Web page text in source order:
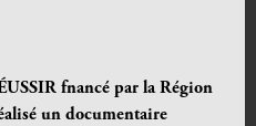
fnancé par la Région
un documentaire